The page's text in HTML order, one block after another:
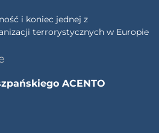
i koniec jednej z
terrorystycznych w Europie
ACENTO